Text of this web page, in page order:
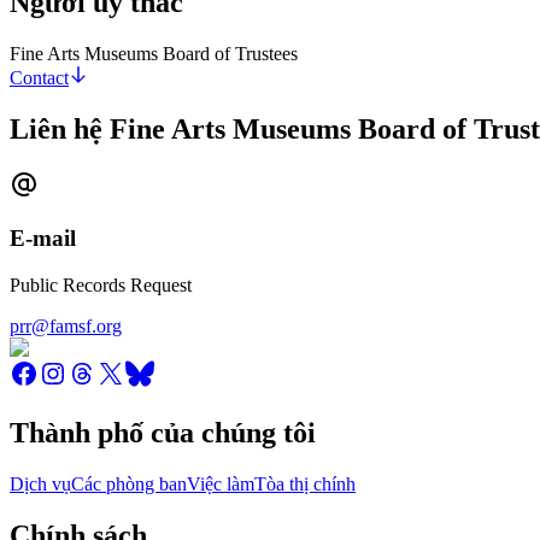
Fine Arts Museums Board of Trustees
Contact
Liên hệ Fine Arts Museums Board of
E-mail
Public Records Request
prr@famsf.org
Thành phố của chúng tôi
Dịch vụCác phòng banViệc làmTòa thị chính